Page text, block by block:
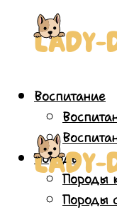
Воспитание
Породы
Породы
Породы